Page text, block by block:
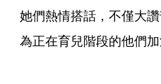
她們熱情搭話，不僅大
為正在育兒階段的他們加